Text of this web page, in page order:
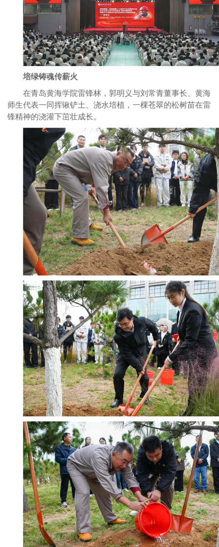
培绿铸魂传薪火
在青岛黄海学院雷锋林，郭明义与刘常青董事长、黄海
师生代表一同挥锹铲土、浇水培植，一棵苍翠的松树苗在雷
锋精神的浇灌下茁壮成长。